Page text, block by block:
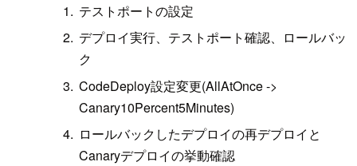
テストポートの設定
デプロイ実行、テストポート確認、ロールバッ
ク
CodeDeploy設定変更(AllAtOnce ->
Canary10Percent5Minutes)
ロールバックしたデプロイの再デプロイと
Canaryデプロイの挙動確認